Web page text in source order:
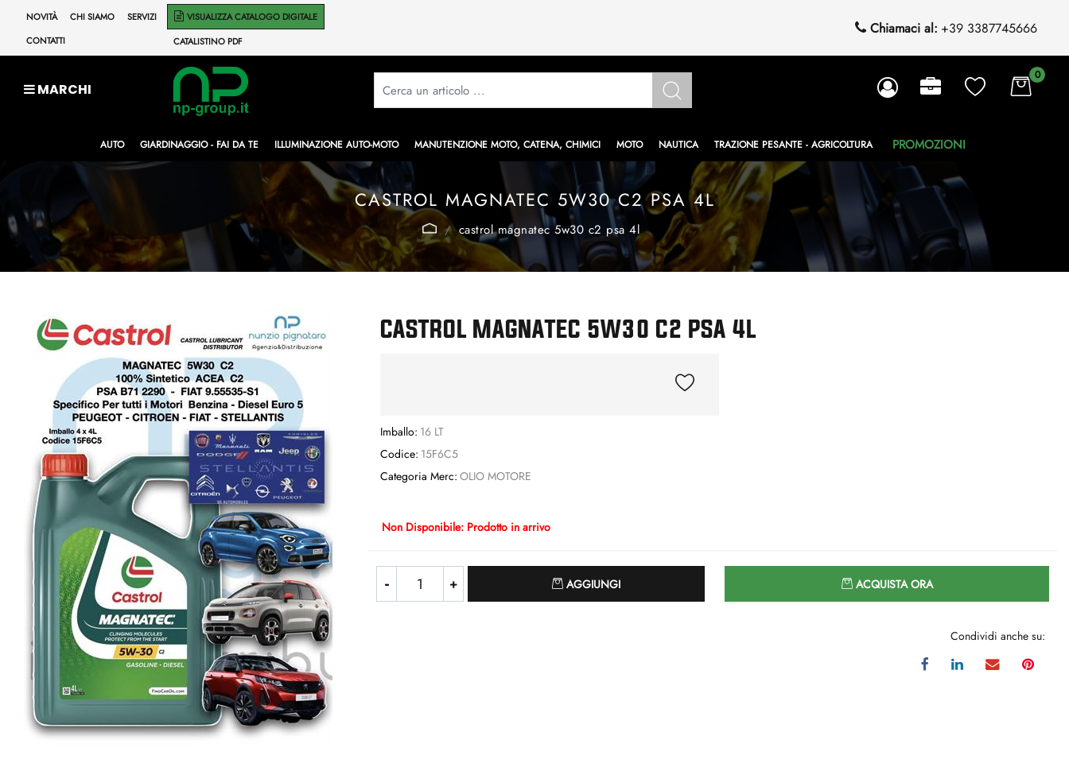
NOVITÀ CHI SIAMO
SERVIZI
CONTATTI
VISUALIZZA CATALOGO DIGITALE
CATALISTINO PDF
Chiamaci al: +39 3387745666
MARCHI
0
AUTO GIARDINAGGIO - FAI DA TE ILLUMINAZIONE AUTO-MOTO MANUTENZIONE MOTO, CATENA, CHIMICI MOTO NAUTICA TRAZIONE PESANTE - AGRICOLTURA PROMOZIONI
CASTROL MAGNATEC 5W30 C2 PSA 4L
castrol magnatec 5w30 c2 psa 4l
CASTROL MAGNATEC 5W30 C2 PSA 4L
Imballo: 16 LT
Codice: 15F6C5
Categoria Merc: OLIO MOTORE
Non Disponibile: Prodotto in arrivo
AGGIUNGI ACQUISTA ORA
Condividi anche su: